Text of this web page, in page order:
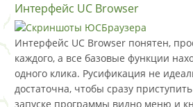
Интерфейс UC Browser
Интерфейс UC Browser понятен,
каждого, а все базовые функции
одного клика. Русификация не
достаточна, чтобы сразу
запуске программы видно меню и